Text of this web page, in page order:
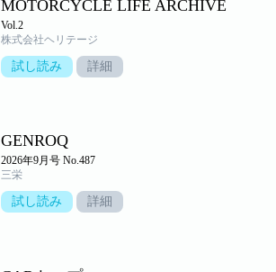
MOTORCYCLE LIFE ARCHIVE
Vol.2
株式会社ヘリテージ
試し読み 詳細
GENROQ
2026年9月号 No.487
三栄
試し読み 詳細